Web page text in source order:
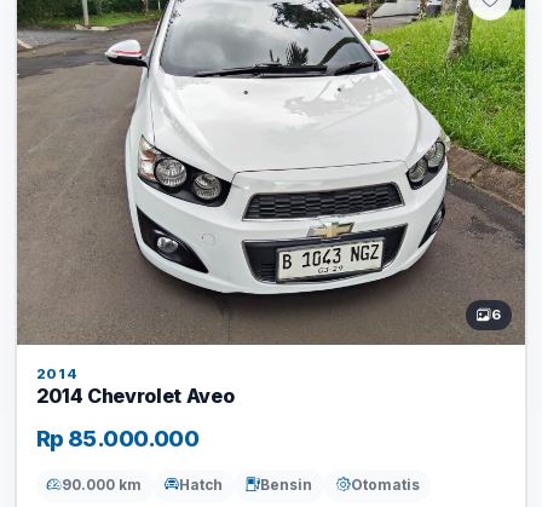
6
2014
2014 Chevrolet Aveo
Rp 85.000.000
90.000 km Hatch Bensin Otomatis